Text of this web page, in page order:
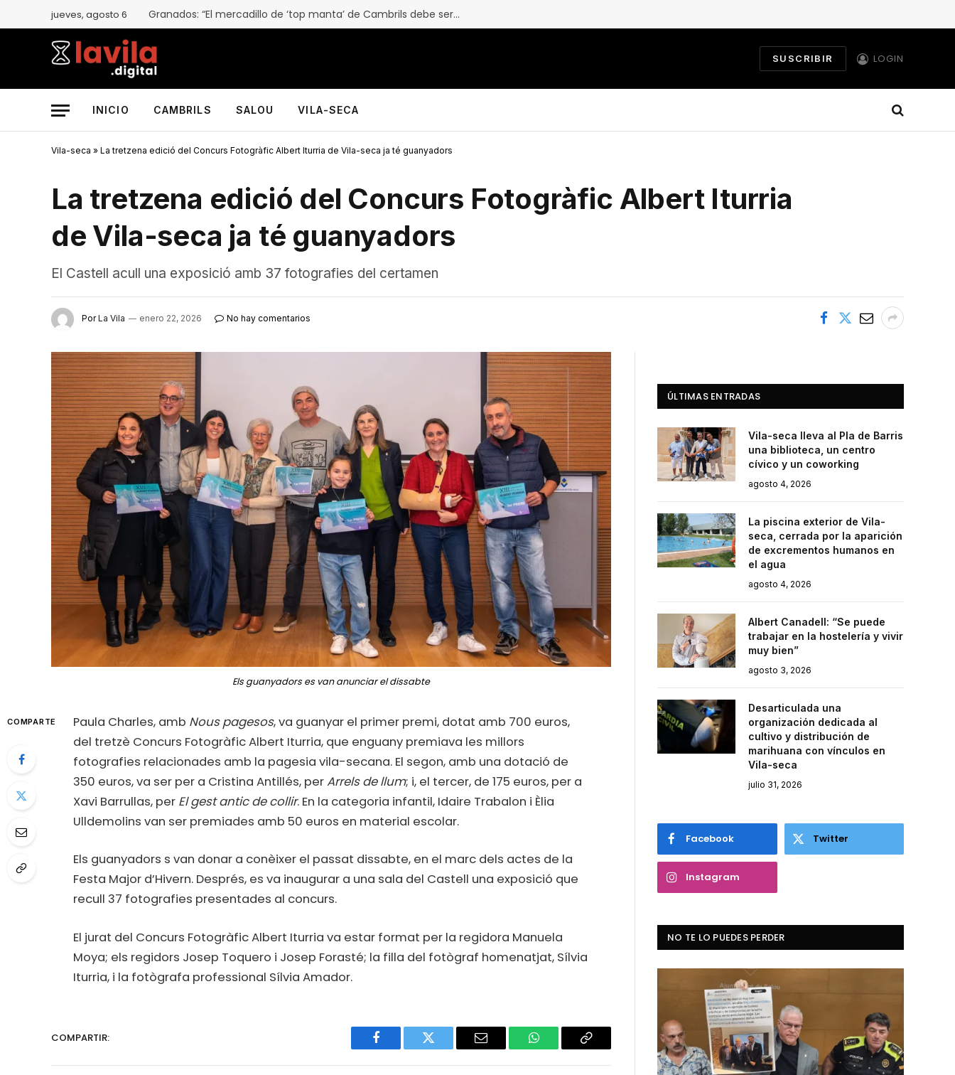
jueves, agosto 6 Granados: “El mercadillo de ‘top manta’ de Cambrils debe ser el más grande de Catalunya”
SUSCRIBIR LOGIN
INICIO CAMBRILS SALOU VILA-SECA
Vila-seca » La tretzena edició del Concurs Fotogràfic Albert Iturria de Vila-seca ja té guanyadors
La tretzena edició del Concurs Fotogràfic Albert Iturria
de Vila-seca ja té guanyadors
El Castell acull una exposició amb 37 fotografies del certamen
Por La Vila enero 22, 2026 No hay comentarios
Els guanyadors es van anunciar el dissabte
COMPARTE Paula Charles, amb Nous pagesos, va guanyar el primer premi, dotat amb 700 euros,
del tretzè Concurs Fotogràfic Albert Iturria, que enguany premiava les millors
fotografies relacionades amb la pagesia vila-secana. El segon, amb una dotació de
350 euros, va ser per a Cristina Antillés, perArrels de llum; i, el tercer, de 175 euros, per a
Xavi Barrullas, per El gest antic de collir. En la categoria infantil, Idaire Trabalon i Èlia
Ulldemolins van ser premiades amb 50 euros en material escolar.
Els guanyadors s van donar a conèixer el passat dissabte, en el marc dels actes de la
Festa Major d’Hivern. Després, es va inaugurar a una sala del Castell una exposició que
recull 37 fotografies presentades al concurs.
El jurat del Concurs Fotogràfic Albert Iturria va estar format per la regidora Manuela
Moya; els regidors Josep Toquero i Josep Forasté; la filla del fotògraf homenatjat, Sílvia
Iturria, i la fotògrafa professional Sílvia Amador.
COMPARTIR:
Facebook Twitter Email WhatsAppCopy
ÚLTIMAS ENTRADAS
Vila-seca lleva al Pla de Barris
una biblioteca, un centro
cívico y un coworking
agosto 4, 2026
La piscina exterior de Vila-
seca, cerrada por la aparición
de excrementos humanos en
el agua
agosto 4, 2026
Albert Canadell: “Se puede
trabajar en la hostelería y vivir
muy bien”
agosto 3, 2026
Desarticulada una
organización dedicada al
cultivo y distribución de
marihuana con vínculos en
Vila-seca
julio 31, 2026
Facebook Twitter
Instagram
NO TE LO PUEDES PERDER